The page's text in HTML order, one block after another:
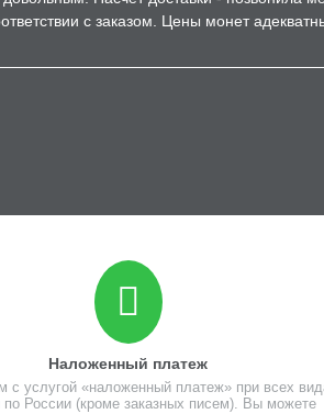
с заказом. Цены монет
Наложенный платеж
с услугой «наложенный платеж» при всех
по России (кроме заказных писем). Вы можете